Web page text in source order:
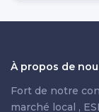
À propos de
Fort de notre
marché local ,